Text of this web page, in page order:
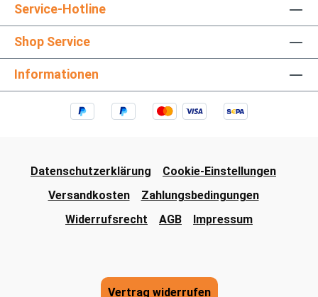
Service-Hotline
Shop Service
Informationen
Datenschutzerklärung
Cookie-Einstellungen
Versandkosten
Zahlungsbedingungen
Widerrufsrecht
AGB Impressum
Vertrag widerrufen